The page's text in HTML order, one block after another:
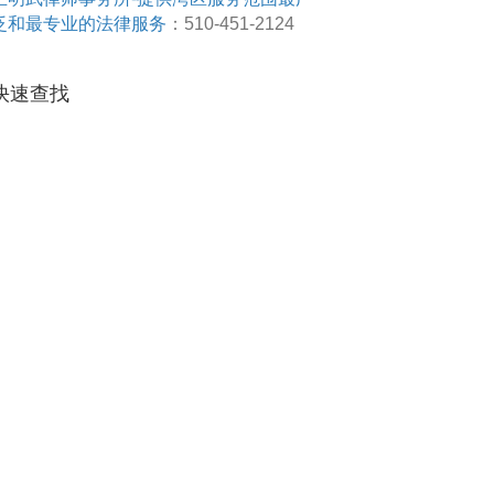
和最专业的法律服务 ：510-451-2124
速查找